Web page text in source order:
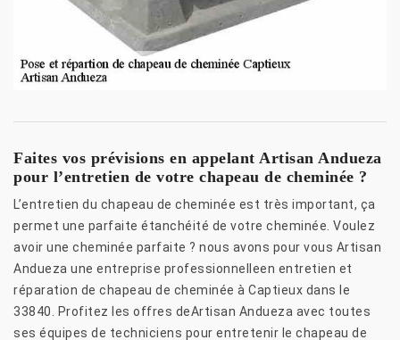
Faites vos prévisions en appelant Artisan Andueza
pour l’entretien de votre chapeau de cheminée ?
L’entretien du chapeau de cheminée est très important, ça
permet une parfaite étanchéité de votre cheminée. Voulez
avoir une cheminée parfaite ? nous avons pour vous Artisan
Andueza une entreprise professionnelleen entretien et
réparation de chapeau de cheminée à Captieux dans le
33840. Profitez les offres deArtisan Andueza avec toutes
ses équipes de techniciens pour entretenir le chapeau de